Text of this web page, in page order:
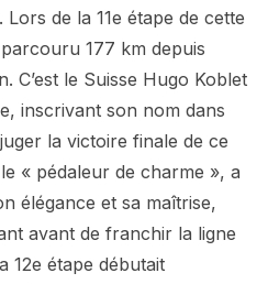
de la 11e étape de cette
177 km depuis
C’est le Suisse Hugo Koblet
inscrivant son nom dans
la victoire finale de ce
« pédaleur de charme », a
élégance et sa maîtrise,
avant de franchir la ligne
12e étape débutait